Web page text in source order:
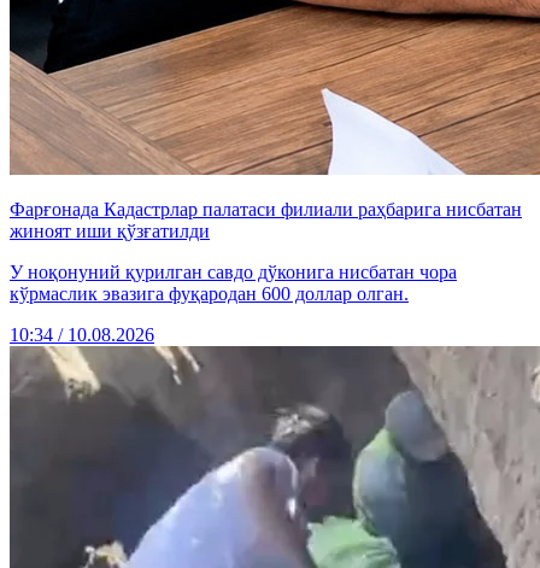
Фарғонада Кадастрлар палатаси филиали раҳбарига нисбатан
жиноят иши қўзғатилди
У ноқонуний қурилган савдо дўконига нисбатан чора
кўрмаслик эвазига фуқародан 600 доллар олган.
10:34 / 10.08.2026